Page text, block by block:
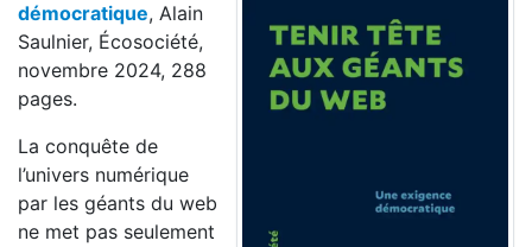
démocratique, Alain
Saulnier, Écosociété,
novembre 2024, 288
pages.
La conquête de
l’univers numérique
par les géants du web
ne met pas seulement